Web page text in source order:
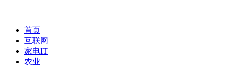
首页
互联网
家电IT
农业